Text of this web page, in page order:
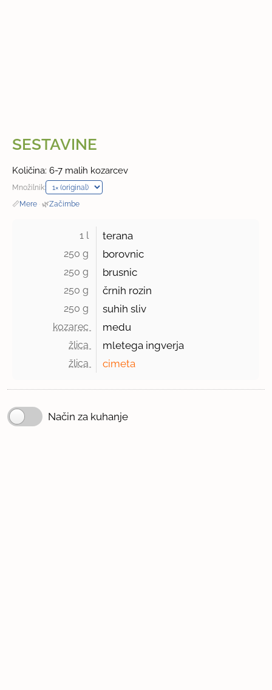
SESTAVINE
Količina: 6-7 malih kozarcev
Množilnik:
📏Mere · 🌿Začimbe
1 l terana
250 g borovnic
250 g brusnic
250 g črnih rozin
250 g suhih sliv
kozarec medu
žlica mletega ingverja
žlica cimeta
Način za kuhanje